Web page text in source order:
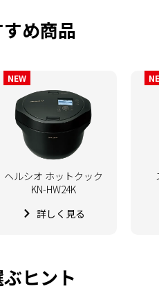
め商品
NEW
ヘルシオ ホットクック
KN-HW24K
詳しく見る
ヒント